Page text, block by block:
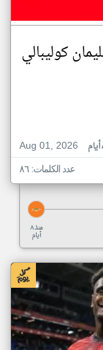
كوليبالي
Aug 01, 2026
عدد الكلمات: ٨٦
منذ ٨
أيام